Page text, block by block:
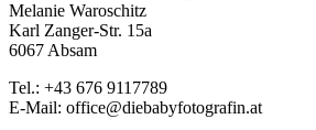
Melanie Waroschitz
Karl Zanger-Str. 15a
6067 Absam
Tel.: +43 676 9117789
E-Mail: office@diebabyfotografin.at